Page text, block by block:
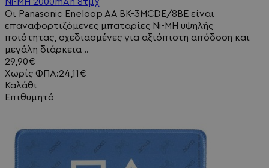
Οι Panasonic Eneloop AA BK-3MCDE/8BE είναι
επαναφορτιζόμενες μπαταρίες Ni-MH υψηλής
ποιότητας, σχεδιασμένες για αξιόπιστη απόδοση και
μεγάλη διάρκεια ..
29,90€
Χωρίς ΦΠΑ:24,11€
Καλάθι
Επιθυμητό